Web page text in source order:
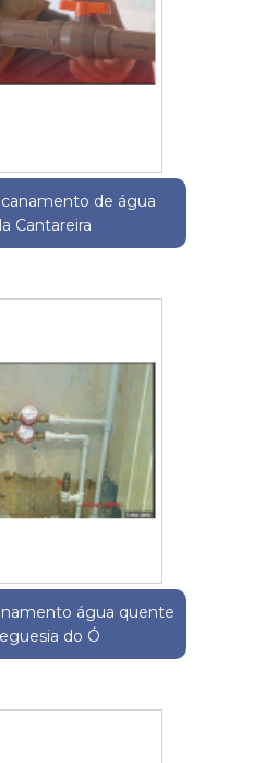
de água
Cantareira
água quente
do Ó